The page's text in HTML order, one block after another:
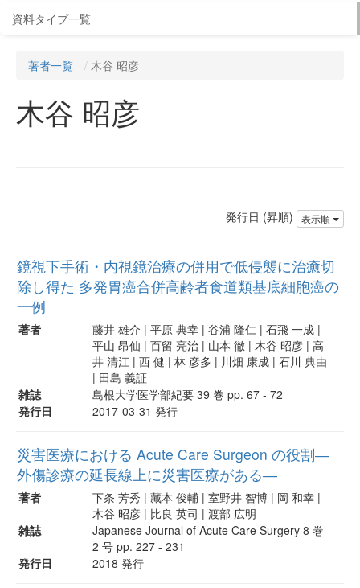
資料タイプ一覧
著者一覧 木谷 昭彦
木谷 昭彦
発行日 (昇順) 表示順
鏡視下手術・内視鏡治療の併用で低侵襲に治癒切
除し得た 多発胃癌合併高齢者食道類基底細胞癌の
一例
著者
藤井 雄介 | 平原 典幸 | 谷浦 隆仁 | 石飛 一成 |
平山 昂仙 | 百留 亮治 | 山本 徹 | 木谷 昭彦 | 高
井 清江 | 西 健 | 林 彦多 | 川畑 康成 | 石川 典由
| 田島 義証
雑誌
島根大学医学部紀要 39 巻 pp. 67 - 72
発行日
2017-03-31 発行
災害医療における Acute Care Surgeon の役割―
外傷診療の延長線上に災害医療がある―
著者
下条 芳秀 | 藏本 俊輔 | 室野井 智博 | 岡 和幸 |
木谷 昭彦 | 比良 英司 | 渡部 広明
雑誌
Japanese Journal of Acute Care Surgery 8 巻
2 号 pp. 227 - 231
発行日
2018 発行